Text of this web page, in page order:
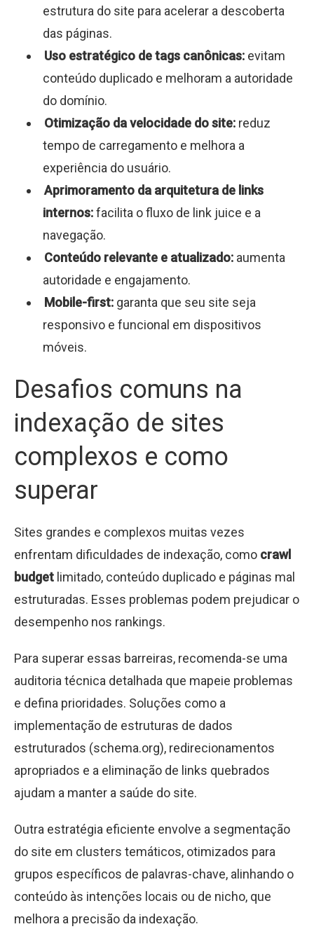
estrutura do site para acelerar a descoberta
das páginas.
Uso estratégico de tags canônicas: evitam
conteúdo duplicado e melhoram a autoridade
do domínio.
Otimização da velocidade do site: reduz
tempo de carregamento e melhora a
experiência do usuário.
Aprimoramento da arquitetura de links
internos:facilita o fluxo de link juice e a
navegação.
Conteúdo relevante e atualizado: aumenta
autoridade e engajamento.
Mobile-first: garanta que seu site seja
responsivo e funcional em dispositivos
móveis.
Desafios comuns na
indexação de sites
complexos e como
superar
Sites grandes e complexos muitas vezes
enfrentam dificuldades de indexação, como crawl
budget limitado, conteúdo duplicado e páginas mal
estruturadas. Esses problemas podem prejudicar o
desempenho nos rankings.
Para superar essas barreiras, recomenda-se uma
auditoria técnica detalhada que mapeie problemas
e defina prioridades. Soluções como a
implementação de estruturas de dados
estruturados (schema.org), redirecionamentos
apropriados e a eliminação de links quebrados
ajudam a manter a saúde do site.
Outra estratégia eficiente envolve a segmentação
do site em clusters temáticos, otimizados para
grupos específicos de palavras-chave, alinhando o
conteúdo às intenções locais ou de nicho, que
melhora a precisão da indexação.